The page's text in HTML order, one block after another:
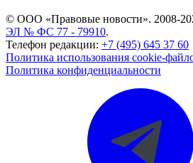
© ООО «Правовые новости». 2008-
ЭЛ № ФС 77 - 79910.
Телефон редакции: +7 (495) 645 37 60
Политика использования cookie-
Политика конфиденциальности